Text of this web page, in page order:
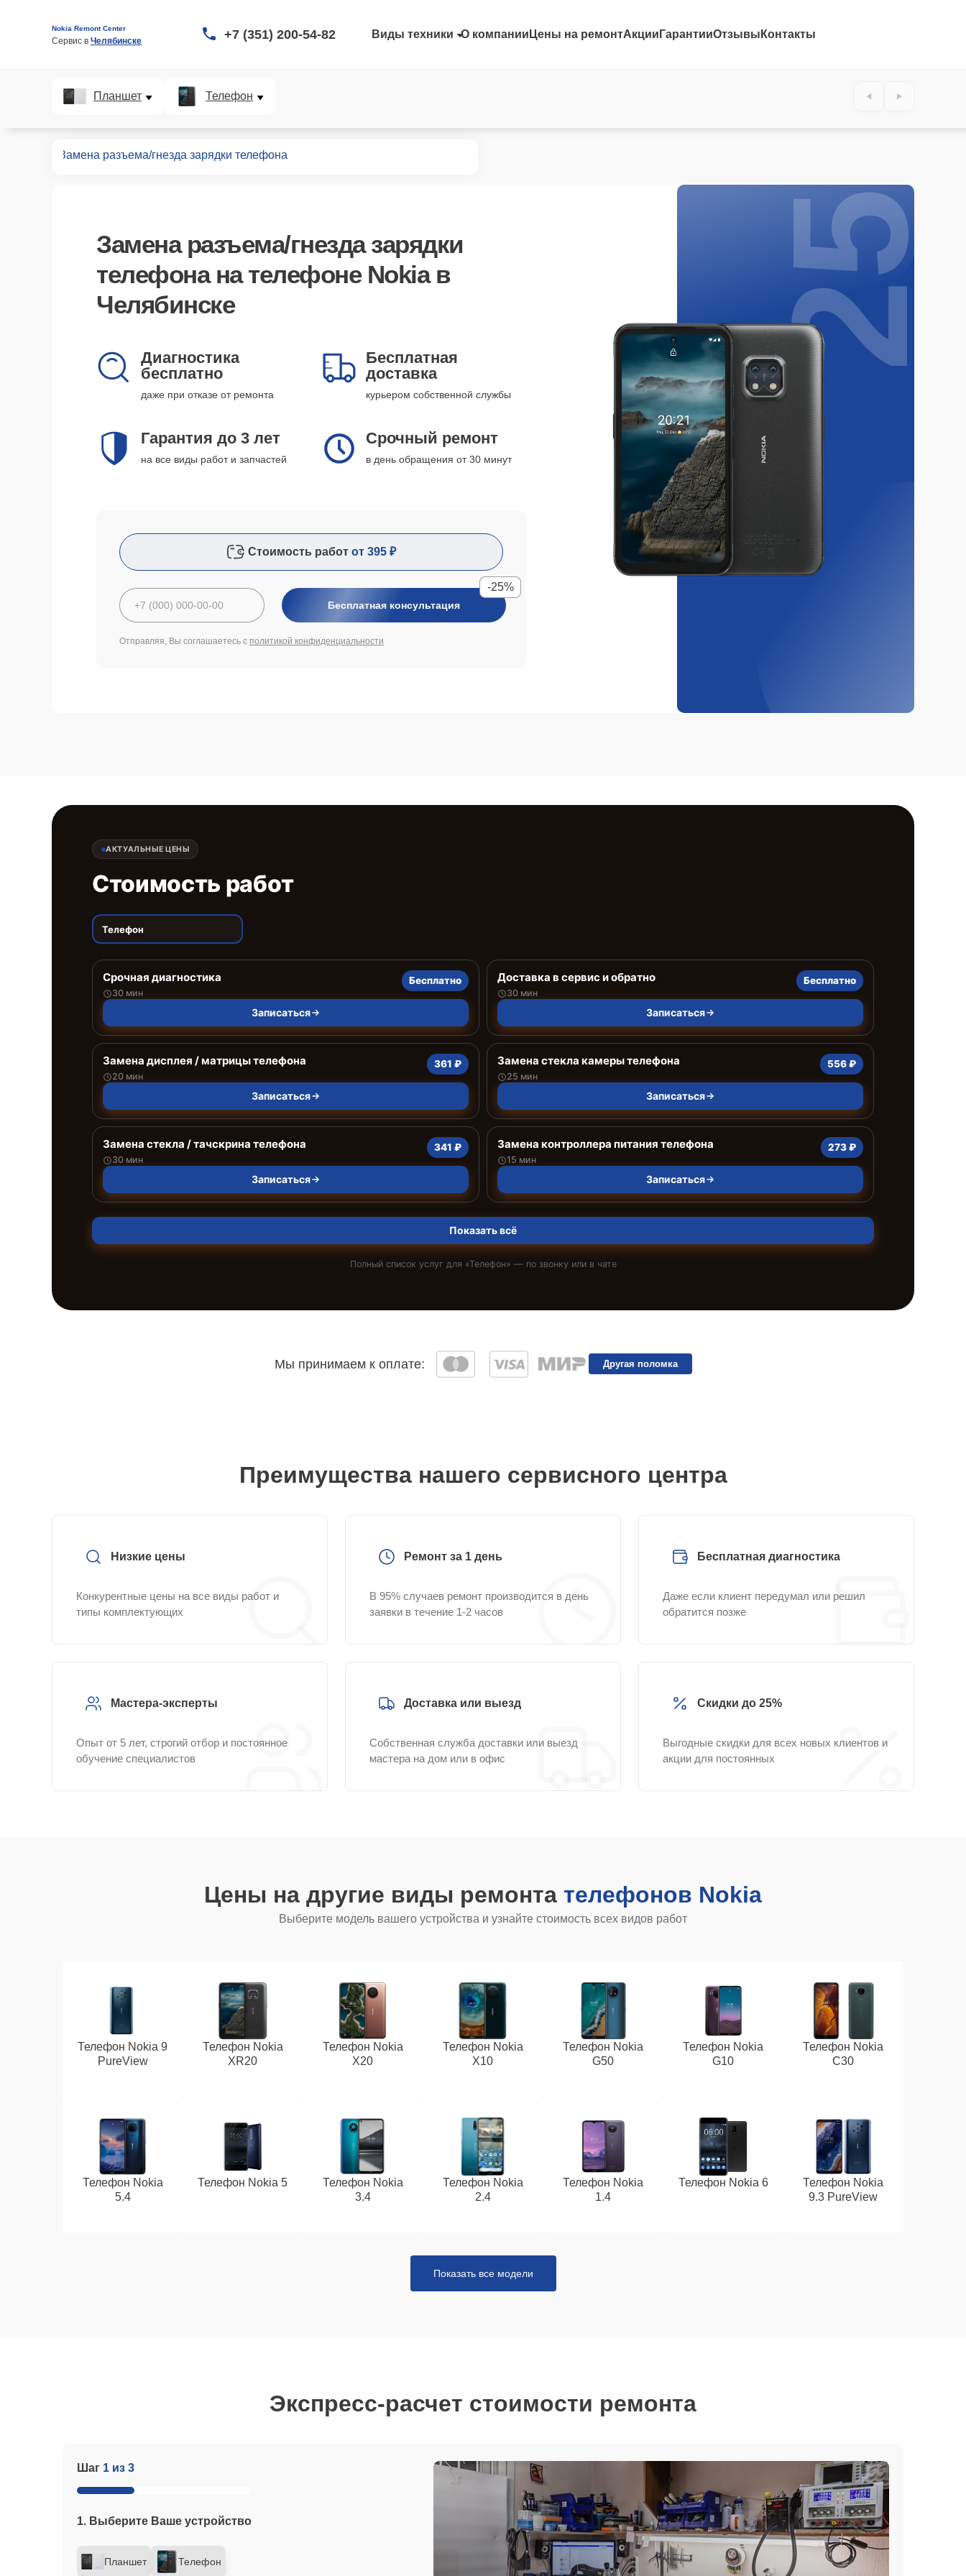
Nokia Remont Center
Сервис в Челябинске +7 (351) 200-54-82 Виды техники О компании Цены на ремонтАкции ГарантииОтзывы Контакты
Планшет Телефон
Замена разъема/гнезда зарядки телефона
Замена разъема/гнезда зарядки
телефонана телефоне Nokia в
Челябинске
Диагностика
бесплатно
даже при отказе от ремонта
Бесплатная
доставка
курьером собственной службы
Гарантия до 3 лет
на все виды работ и запчастей
Срочный ремонт
в день обращения от 30 минут
Стоимость работ от 395 ₽
Бесплатная консультация
-25%
Отправляя, Вы соглашаетесь с политикой конфиденциальности
25%
АКТУАЛЬНЫЕ ЦЕНЫ
Стоимость работ
Телефон
Срочная диагностика
30 мин
Бесплатно
Записаться
Доставка в сервис и обратно
30 мин
Бесплатно
Записаться
Замена дисплея / матрицы телефона
20 мин
361 ₽
Записаться
Замена стекла камеры телефона
25 мин
556 ₽
Записаться
Замена стекла / тачскрина телефона
30 мин
341 ₽
Записаться
Замена контроллера питания телефона
15 мин
273 ₽
Записаться
Показать всё
Полный список услуг для «Телефон» — по звонку или в чате
Мы принимаем к оплате: Другая поломка
Преимущества нашего сервисного центра
Низкие цены
Конкурентные цены на все виды работ и
типы комплектующих
Ремонт за 1 день
В 95% случаев ремонт производится в день
заявки в течение 1-2 часов
Бесплатная диагностика
Даже если клиент передумал или решил
обратится позже
Мастера-эксперты
Опыт от 5 лет, строгий отбор и постоянное
обучение специалистов
Доставка или выезд
Собственная служба доставки или выезд
мастера на дом или в офис
Скидки до 25%
Выгодные скидки для всех новых клиентов и
акции для постоянных
Цены на другие виды ремонта телефонов Nokia
Выберите модель вашего устройства и узнайте стоимость всех видов работ
Телефон Nokia 9
PureView
Телефон Nokia
XR20
Телефон Nokia
X20
Телефон Nokia
X10
Телефон Nokia
G50
Телефон Nokia
G10
Телефон Nokia
C30
Телефон Nokia
5.4
Телефон Nokia 5
Телефон Nokia
3.4
Телефон Nokia
2.4
Телефон Nokia
1.4
Телефон Nokia 6
Телефон Nokia
9.3 PureView
Показать все модели
Экспресс-расчет стоимости ремонта
Шаг 1 из 3
1. Выберите Ваше устройство
Планшет Телефон